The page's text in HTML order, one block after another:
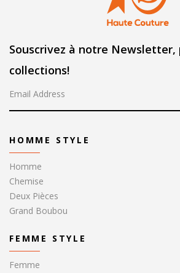
Souscrivez à notre Newsletter,
collections!
HOMME STYLE
Homme
Chemise
Deux Pièces
Grand Boubou
FEMME STYLE
Femme